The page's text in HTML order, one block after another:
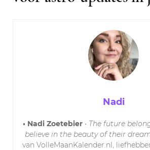
Nadi
• Nadi Zoetebier • The future
believe in the beauty of their
van VolleMaanKalender.nl,